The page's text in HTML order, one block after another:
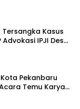
Kasus
IPJI Desak
Pekanbaru
Temu Karya